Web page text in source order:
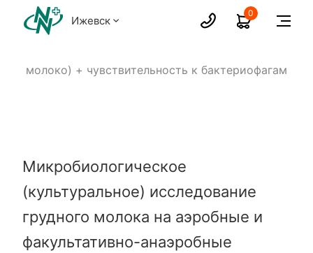
Ижевск
0
молоко) + чувствительность к бактериофагам
Микробиологическое
(культуральное) исследование
грудного молока на аэробные и
факультативно-анаэробные